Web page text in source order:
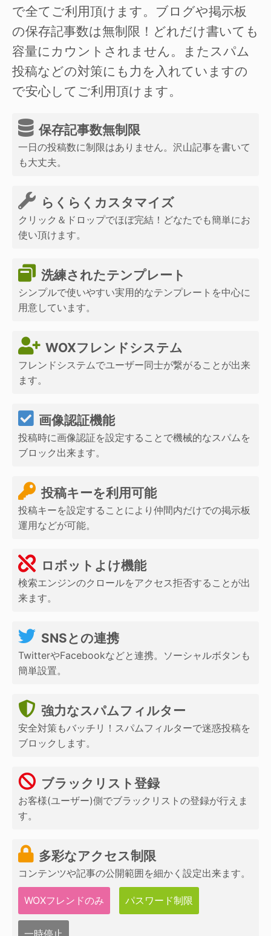
で全てご利用頂けます。ブログや掲示板
の保存記事数は無制限！どれだけ書いても
容量にカウントされません。またスパム
投稿などの対策にも力を入れていますの
で安心してご利用頂けます。
保存記事数無制限
一日の投稿数に制限はありません。沢山記事を書いて
も大丈夫。
らくらくカスタマイズ
クリック＆ドロップでほぼ完結！どなたでも簡単にお
使い頂けます。
洗練されたテンプレート
シンプルで使いやすい実用的なテンプレートを中心に
用意しています。
WOXフレンドシステム
フレンドシステムでユーザー同士が繋がることが出来
ます。
画像認証機能
投稿時に画像認証を設定することで機械的なスパムを
ブロック出来ます。
投稿キーを利用可能
投稿キーを設定することにより仲間内だけでの掲示板
運用などが可能。
ロボットよけ機能
検索エンジンのクロールをアクセス拒否することが出
来ます。
SNSとの連携
TwitterやFacebookなどと連携。ソーシャルボタンも
簡単設置。
強力なスパムフィルター
安全対策もバッチリ！スパムフィルターで迷惑投稿を
ブロックします。
ブラックリスト登録
お客様(ユーザー)側でブラックリストの登録が行えま
す。
多彩なアクセス制限
コンテンツや記事の公開範囲を細かく設定出来ます。
WOXフレンドのみ パスワード制限
一時停止